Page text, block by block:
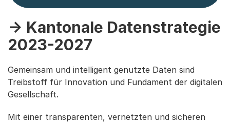
-> Kantonale Datenstrategie
2023-2027
Gemeinsam und intelligent genutzte Daten sind
Treibstoff für Innovation und Fundament der digitalen
Gesellschaft.
Mit einer transparenten, vernetzten und sicheren